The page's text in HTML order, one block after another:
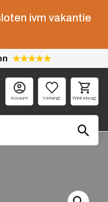
ivm vakantie
Account Verlangl. Winkelwag.